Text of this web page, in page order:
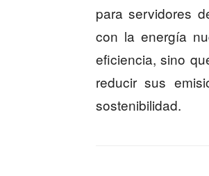
para servidores
con la energía
eficiencia, sino
reducir sus
sostenibilidad.